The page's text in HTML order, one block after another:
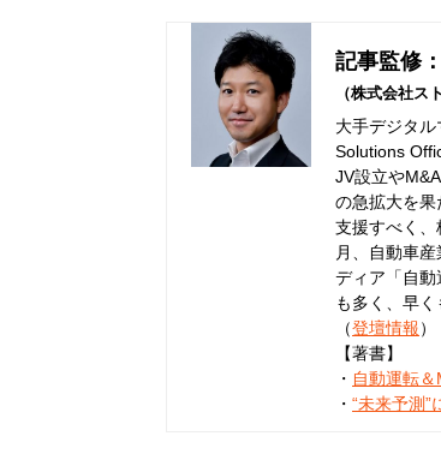
記事監修
（株式会社ス
大手デジタ
Solutions
JV設立や
の急拡大を
支援すべく
月、自動車
ディア「自
も多く、早
（登壇情報）
【著書】
・ 自動運転
・ “未来予測”